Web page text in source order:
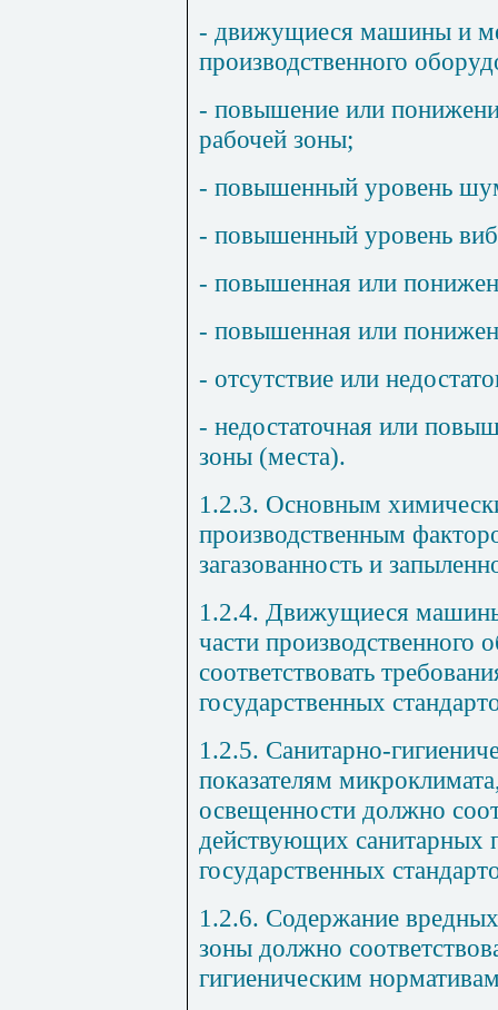
- движущиеся машины и
производственного
- повышение или
рабочей зоны;
- повышенный уровень
- повышенный уровень
- повышенная или
- повышенная или
- отсутствие или
- недостаточная или
зоны (места).
1.2.3. Основным
производственным
загазованность и
1.2.4. Движущиеся
части производственного
соответствовать
государственных
1.2.5. Санитарно-
показателям
освещенности должно
действующих санитарных
государственных
1.2.6. Содержание
зоны должно
гигиеническим